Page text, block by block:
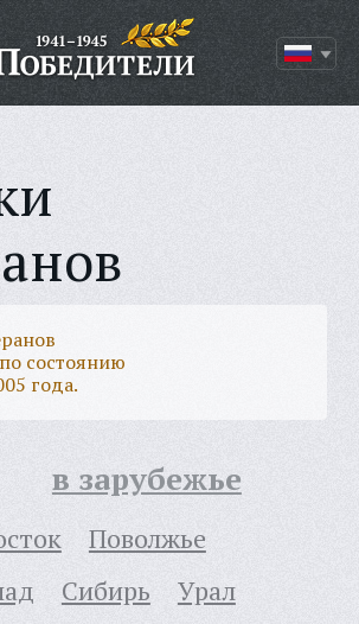
состоянию
года.
в зарубежье
Поволжье
Сибирь
Урал